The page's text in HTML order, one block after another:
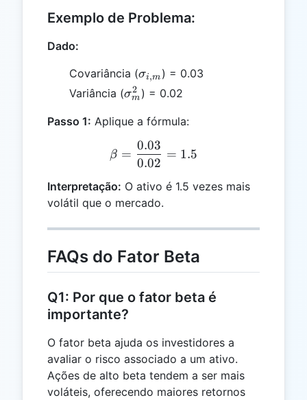
Exemplo de Problema:
Dado:
Covariância (\sigma_{i,m}
σi,m ) = 0.03
Variância (\sigma_m^2
σm
2 ) = 0.02
Passo 1: Aplique a fórmula:
\beta =
β =
0.02
0.03
= 1.5
Interpretação: O ativo é 1.5 vezes mais
volátil que o mercado.
FAQs do Fator Beta
Q1: Por que o fator beta é
importante?
O fator beta ajuda os investidores a
avaliar o risco associado a um ativo.
Ações de alto beta tendem a ser mais
voláteis, oferecendo maiores retornos